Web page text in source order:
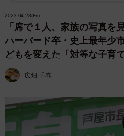
2023.04.28(Fri)
「席で１人、家族の写真
ハーバード卒・史上最年少
どもを変えた「対等な子育て
広畑 千春